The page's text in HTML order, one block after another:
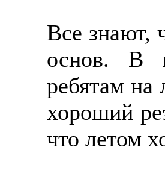
Все знают,
основ. В
ребятам на
хороший
что летом